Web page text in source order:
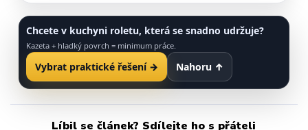
Chcete v kuchyni roletu, která se snadno udržuje?
Kazeta + hladký povrch = minimum práce.
Vybrat praktické řešení → Nahoru ↑
Líbil se článek? Sdílejte ho s přáteli